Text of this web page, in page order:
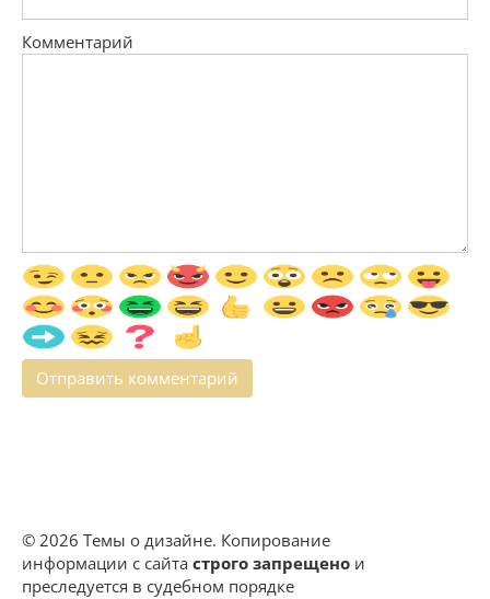
Комментарий
© 2026 Темы о дизайне. Копирование
информации с сайта строго запрещено и
преследуется в судебном порядке